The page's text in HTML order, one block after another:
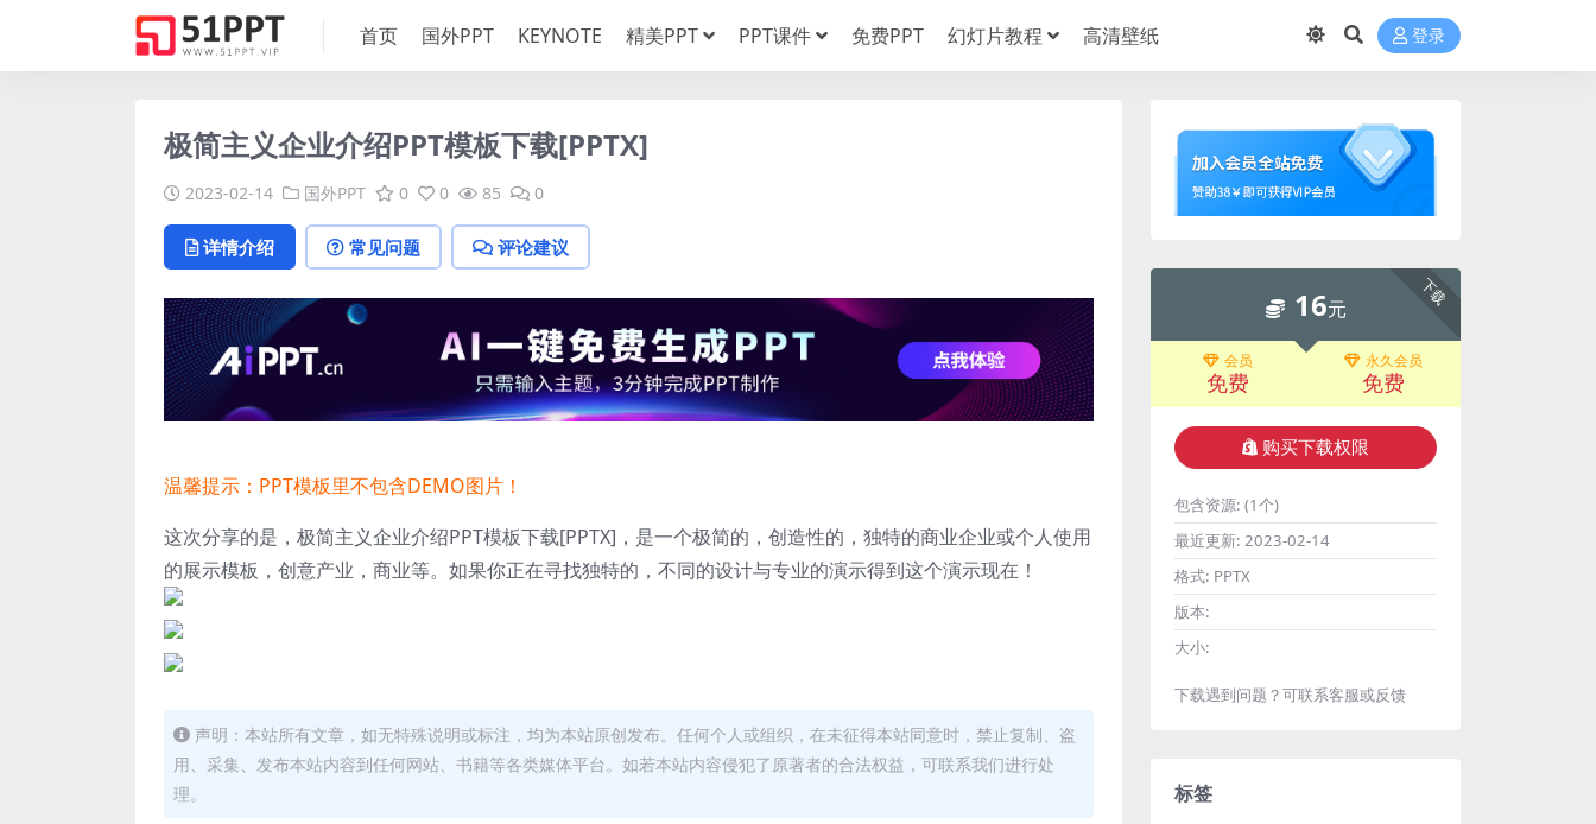
首页 国外PPT KEYNOTE 精美PPT PPT课件 免费PPT 幻灯片教程 高清壁纸 登录
极简主义企业介绍PPT模板下载[PPTX]
2023-02-14 国外PPT 0 0 85 0
详情介绍 常见问题 评论建议
温馨提示：PPT模板里不包含DEMO图片！
这次分享的是，极简主义企业介绍PPT模板下载[PPTX]，是一个极简的，创造性的，独特的商业企业或个人使用
的展示模板，创意产业，商业等。如果你正在寻找独特的，不同的设计与专业的演示得到这个演示现在！
声明：本站所有文章，如无特殊说明或标注，均为本站原创发布。任何个人或组织，在未征得本站同意时，禁止复制、盗
用、采集、发布本站内容到任何网站、书籍等各类媒体平台。如若本站内容侵犯了原著者的合法权益，可联系我们进行处
理。
下载
16元
会员
免费
永久会员
免费
购买下载权限
包含资源: (1个)
最近更新: 2023-02-14
格式: PPTX
版本:
大小:
下载遇到问题？可联系客服或反馈
标签